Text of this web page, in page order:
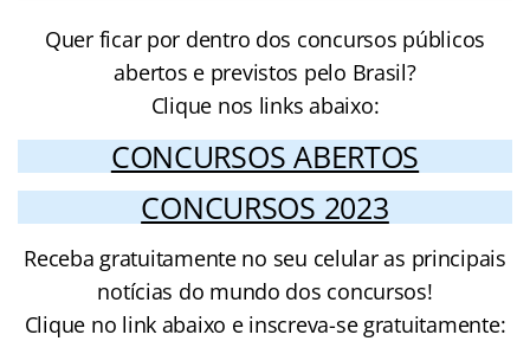
Quer ficar por dentro dos concursos públicos
abertos e previstos pelo Brasil?
Clique nos links abaixo:
CONCURSOS ABERTOS
CONCURSOS 2023
Receba gratuitamente no seu celular as principais
notícias do mundo dos concursos!
Clique no link abaixo e inscreva-se gratuitamente: